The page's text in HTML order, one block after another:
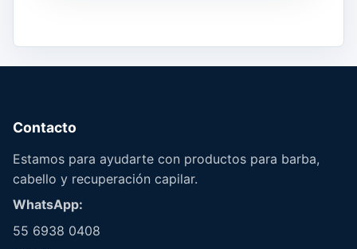
Contacto
Estamos para ayudarte con productos para barba,
cabello y recuperación capilar.
WhatsApp:
55 6938 0408